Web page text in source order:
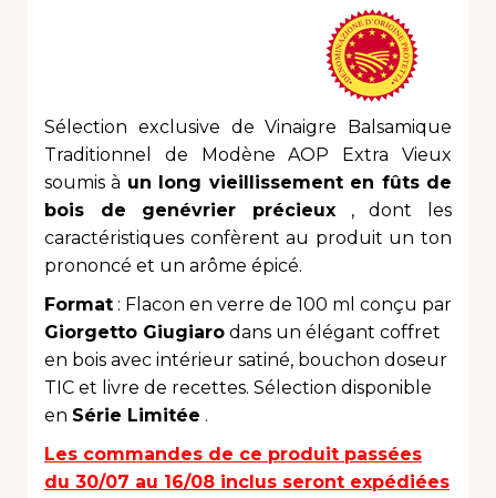
Sélection exclusive de Vinaigre Balsamique
Traditionnel de Modène AOP
Extra Vieux
soumis à un long vieillissement en fûts de
bois de genévrier précieux , dont les
caractéristiques confèrent au produit un ton
prononcé et un arôme épicé.
Format : Flacon en verre de 100 ml conçu par
Giorgetto Giugiaro dans un élégant coffret
en bois avec intérieur satiné, bouchon doseur
TIC et livre de recettes. Sélection disponible
en Série Limitée .
Les commandes de ce produit passées
du 30/07 au 16/08 inclus seront expédiées